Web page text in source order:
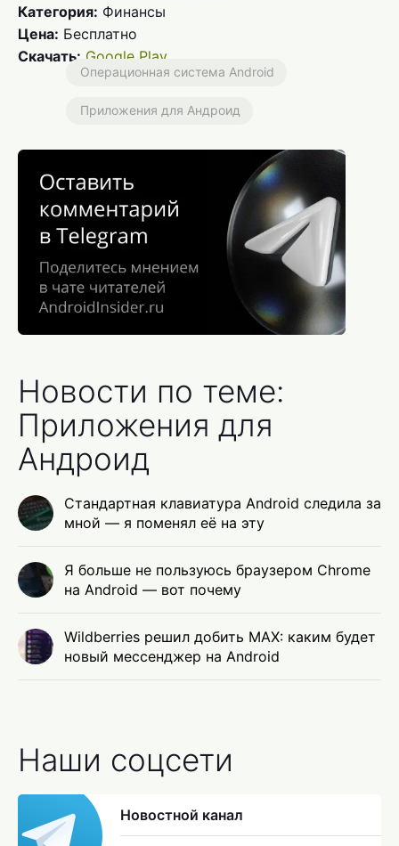
Категория: Финансы
Цена: Бесплатно
Скачать: Google Play
Операционная система Android
Приложения для Андроид
Новости по теме:
Приложения для
Андроид
Стандартная клавиатура Android следила за
мной — я поменял её на эту
Я больше не пользуюсь браузером Chrome
на Android — вот почему
Wildberries решил добить MAX: каким будет
новый мессенджер на Android
Наши соцсети
Новостной канал